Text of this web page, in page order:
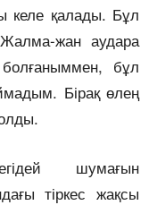
келе қалады. Бұл
жан аудара
бұл
Бірақ өлең
шумағын
тіркес жақсы